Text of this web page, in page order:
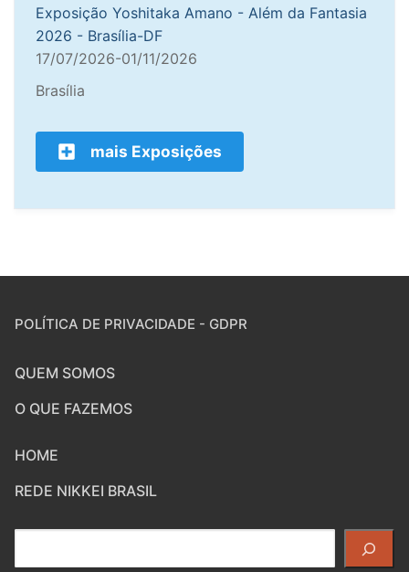
Exposição Yoshitaka Amano - Além da Fantasia
2026 - Brasília-DF
17/07/2026-01/11/2026
Brasília
mais Exposições
POLÍTICA DE PRIVACIDADE - GDPR
QUEM SOMOS
O QUE FAZEMOS
HOME
REDE NIKKEI BRASIL